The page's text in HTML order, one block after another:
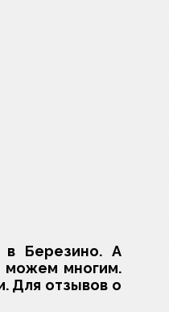
в Березино. А
можем многим.
Для отзывов о